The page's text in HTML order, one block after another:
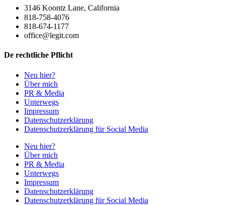
3146 Koontz Lane, California
818-758-4076
818-674-1177
office@legit.com
De rechtliche Pflicht
Neu hier?
Über mich
PR & Media
Unterwegs
Impressum
Datenschutzerklärung
Datenschutzerklärung für Social Media
Neu hier?
Über mich
PR & Media
Unterwegs
Impressum
Datenschutzerklärung
Datenschutzerklärung für Social Media